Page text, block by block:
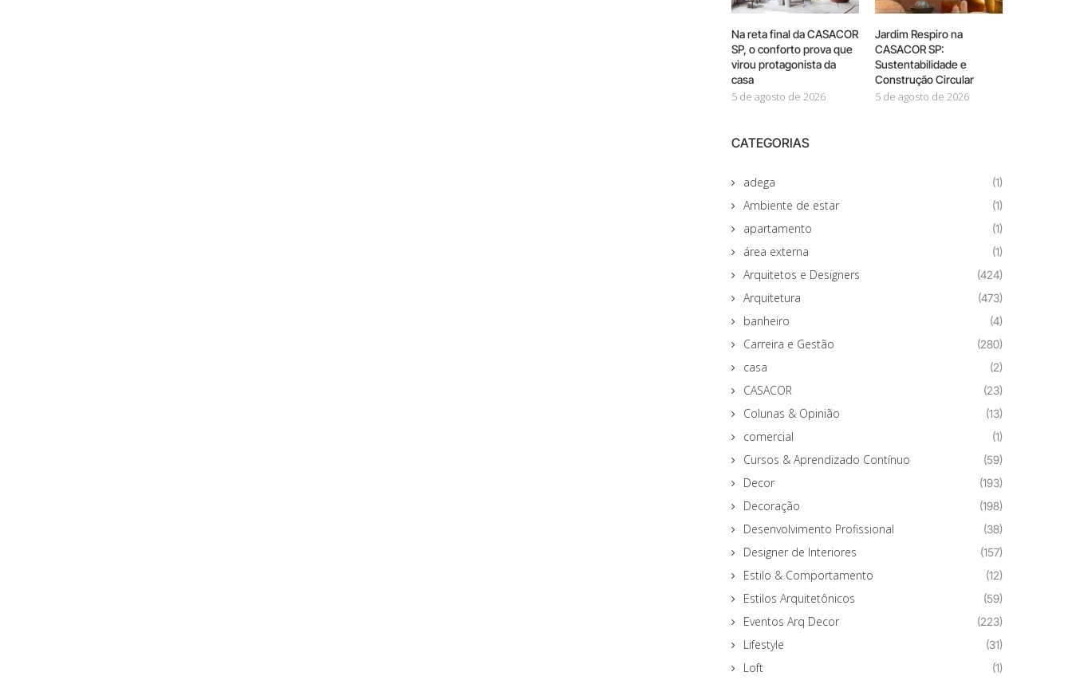
Na reta final da CASACOR
SP, o conforto prova que
virou protagonista da
casa
5 de agosto de 2026
Jardim Respiro na
CASACOR SP:
Sustentabilidade e
Construção Circular
5 de agosto de 2026
CATEGORIAS
adega (1)
Ambiente de estar (1)
apartamento (1)
área externa (1)
Arquitetos e Designers (424)
Arquitetura (473)
banheiro (4)
Carreira e Gestão (280)
casa (2)
CASACOR (23)
Colunas & Opinião (13)
comercial (1)
Cursos & Aprendizado Contínuo (59)
Decor (193)
Decoração (198)
Desenvolvimento Profissional (38)
Designer de Interiores (157)
Estilo & Comportamento (12)
Estilos Arquitetônicos (59)
Eventos Arq Decor (223)
Lifestyle (31)
Loft (1)